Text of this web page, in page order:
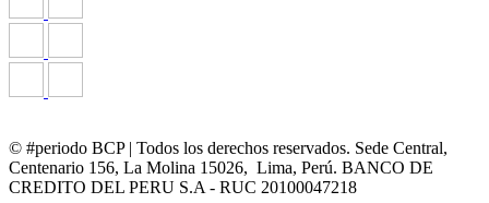
© #periodo BCP | Todos los derechos reservados. Sede Central,
Centenario 156, La Molina 15026, Lima, Perú. BANCO DE
CREDITO DEL PERU S.A - RUC 20100047218